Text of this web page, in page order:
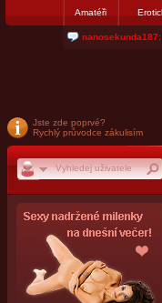
Amatéři
jjoseff: Najde se
Jste zde poprvé?
Rychlý průvodce zákulisím